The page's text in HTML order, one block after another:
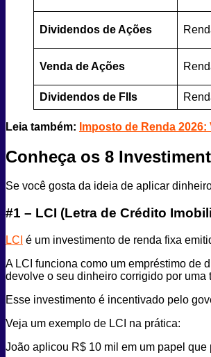
Dividendos de Ações
Venda de Ações
Dividendos de FIIs
Leia também: Imposto de Renda
Conheça os 8
Se você gosta da ideia de aplicar
#1 – LCI (Letra de Crédito
LCI é um investimento de renda fixa
A LCI funciona como um empréstimo de
devolve o seu dinheiro corrigido por uma
Esse investimento é incentivado pelo
Veja um exemplo de LCI na prática:
João aplicou R$ 10 mil em um papel que